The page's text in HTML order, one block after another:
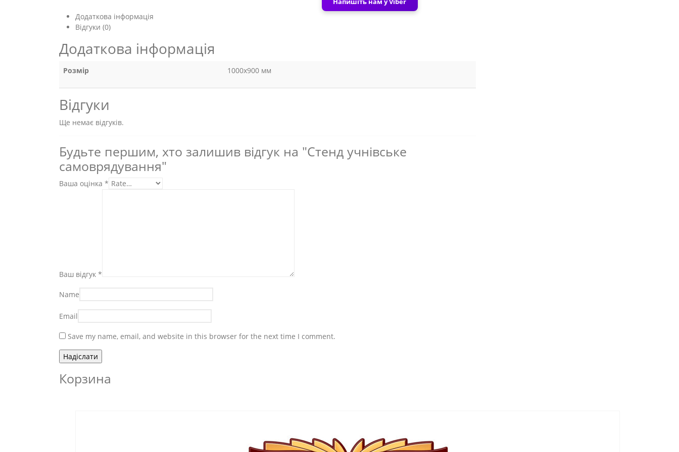
Додаткова інформація
Відгуки (0)
Додаткова інформація
Розмір 1000х900 мм
Відгуки
Ще немає відгуків.
Будьте першим, хто залишив відгук на "Стенд учнівське
самоврядування"
Ваша оцінка *
Ваш відгук *
Name
Email
Save my name, email, and website in this browser for the next time I comment.
Корзина